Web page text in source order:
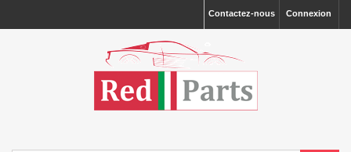
Connexion
Contactez-nous